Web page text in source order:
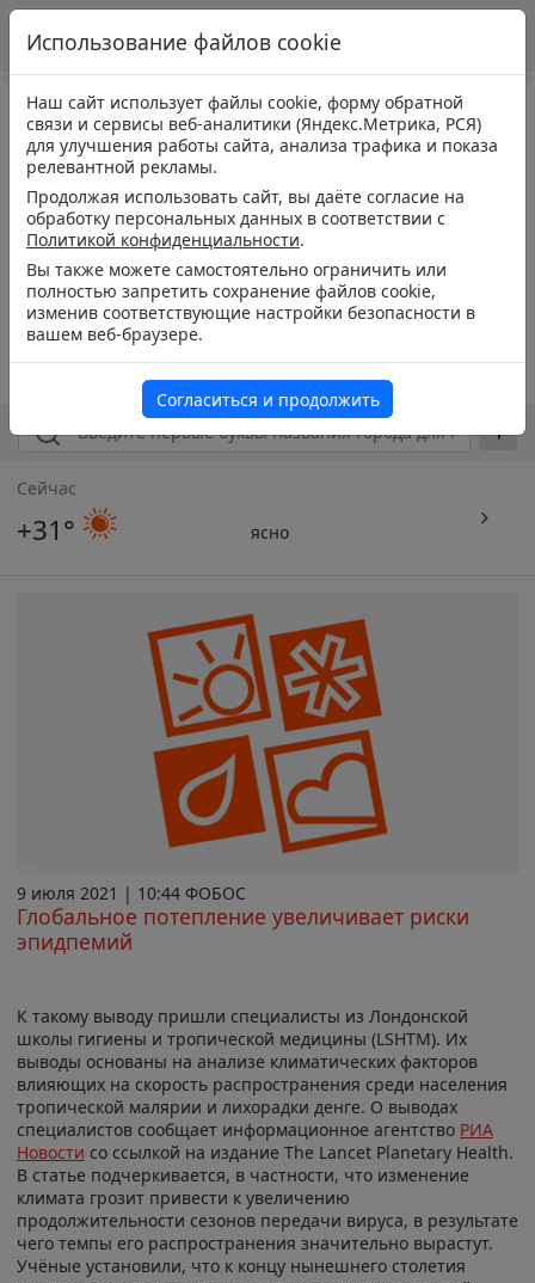
Сейчас
+31° ясно
9 июля 2021 | 10:44 ФОБОС
Глобальное потепление увеличивает риски
эпидпемий
К такому выводу пришли специалисты из Лондонской
школы гигиены и тропической медицины (LSHTM). Их
выводы основаны на анализе климатических факторов
влияющих на скорость распространения среди населения
тропической малярии и лихорадки денге. О выводах
специалистов сообщает информационное агентство РИА
Новости со ссылкой на издание The Lancet Planetary Health.
В статье подчеркивается, в частности, что изменение
климата грозит привести к увеличению
продолжительности сезонов передачи вируса, в результате
чего темпы его распространения значительно вырастут.
Учёные установили, что к концу нынешнего столетия
Использование файлов cookie
Наш сайт использует файлы cookie, форму обратной
связи и сервисы веб-аналитики (Яндекс.Метрика, РСЯ)
для улучшения работы сайта, анализа трафика и показа
релевантной рекламы.
Продолжая использовать сайт, вы даёте согласие на
обработку персональных данных в соответствии с
Политикой конфиденциальности.
Вы также можете самостоятельно ограничить или
полностью запретить сохранение файлов cookie,
изменив соответствующие настройки безопасности в
вашем веб-браузере.
Согласиться и продолжить